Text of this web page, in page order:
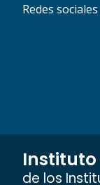
Redes sociales
de los